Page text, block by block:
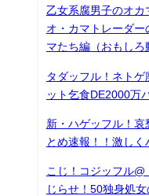
乙女系腐男子のオ
オ・カマトレーダ
マたち編（おもしろ
タダッフル！ネト
ット乞食DE2000万
新・ハゲッフル！哀
とめ速報！！激しく
こじ！コジッフル@
じらせ！50独身処